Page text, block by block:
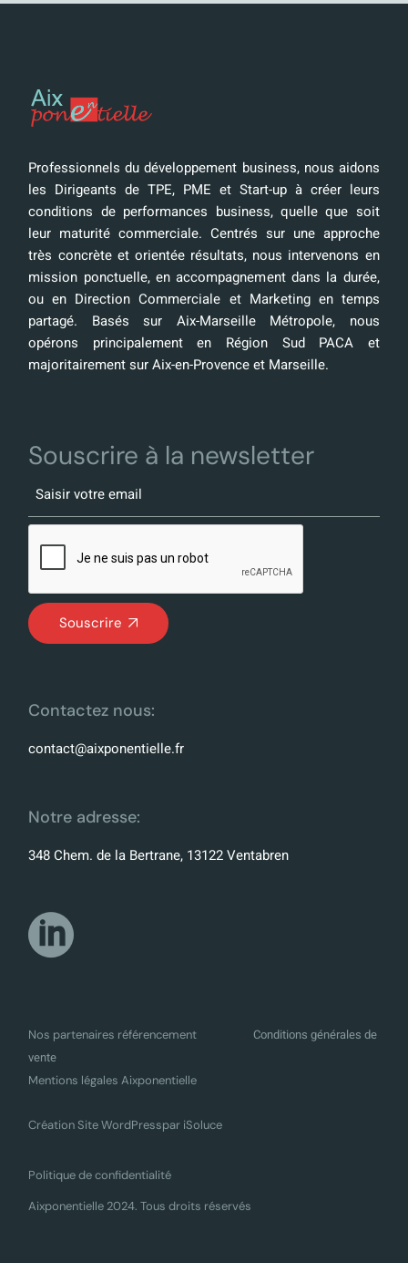
Professionnels du développement business, nous aidons
les Dirigeants de TPE, PME et Start-up à créer leurs
conditions de performances business, quelle que soit
leur maturité commerciale. Centrés sur une approche
très concrète et orientée résultats, nous intervenons en
mission ponctuelle, en accompagnement dans la durée,
ou en Direction Commerciale et Marketing en temps
partagé. Basés sur Aix-Marseille Métropole, nous
opérons principalement en Région Sud PACA et
majoritairement sur Aix-en-Provence et Marseille.
Souscrire à la newsletter
Souscrire
Contactez nous:
contact@aixponentielle.fr
Notre adresse:
348 Chem. de la Bertrane, 13122 Ventabren
Nos partenaires référencement
Conditions générales de
vente
Mentions légales Aixponentielle
Création Site WordPresspar iSoluce
Politique de confidentialité
Aixponentielle 2024. Tous droits réservés